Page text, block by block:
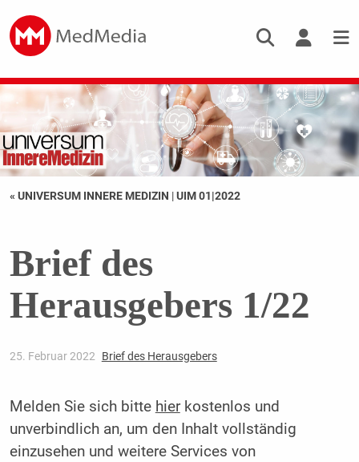
« UNIVERSUM INNERE MEDIZIN |UIM 01|2022
Brief des
Herausgebers 1/22
25. Februar 2022 Brief des Herausgebers
Melden Sie sich bitte hierkostenlos und
unverbindlich an, um den Inhalt vollständig
einzusehen und weitere Services von